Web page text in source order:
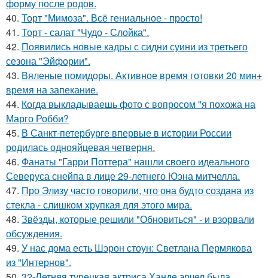
форму после родов.
40. Торт "Мимоза". Всё гениальное - просто!
41. Торт - салат "Чудо - Слойка".
42. Появились новые кадры с сидни суини из третьего
сезона "Эйфории".
43. Вяленые помидоры. Активное время готовки 20 мин+
время на запекание.
44. Когда выкладываешь фото с вопросом "я похожа на
Марго Робби?
45. В Санкт-петербурге впервые в истории России
родилась однояйцевая четверня.
46. Фанаты "Гарри Поттера" нашли своего идеального
Северуса снейпа в лице 29-летнего Юэна митчелла.
47. Про Элизу часто говорили, что она будто создана из
стекла - слишком хрупкая для этого мира.
48. Звёзды, которые решили "Обновиться" - и взорвали
обсуждения.
49. У нас дома есть Шэрон стоун: Светлана Пермякова
из "Интернов".